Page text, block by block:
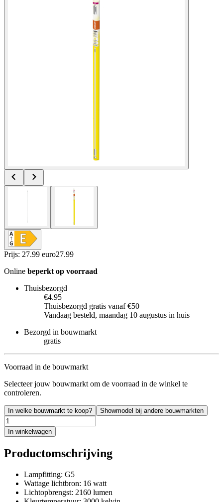
Prijs: 27.99 euro27.99
Online beperkt op voorraad
Thuisbezorgd
€4.95
Thuisbezorgd gratis vanaf €50
Vandaag besteld, maandag 10 augustus in huis
Bezorgd in bouwmarkt
gratis
Voorraad in de bouwmarkt
Selecteer jouw bouwmarkt om de voorraad in de winkel te
controleren.
In welke bouwmarkt te koop? Showmodel bij andere bouwmarkten
In winkelwagen
Productomschrijving
Lampfitting: G5
Wattage lichtbron: 16 watt
Lichtopbrengst: 2160 lumen